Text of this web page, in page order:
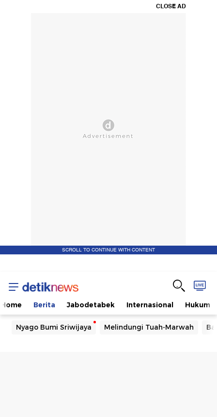
CLOSE AD
SCROLL TO CONTINUE WITH CONTENT
Home Berita Jabodetabek Internasional Hukum
Nyago Bumi Sriwijaya Melindungi Tuah-Marwah